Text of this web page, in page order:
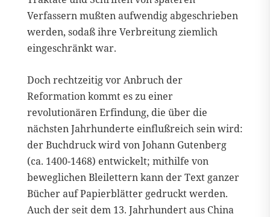
Verfassern mußten aufwendig abgeschrieben
werden, sodaß ihre Verbreitung ziemlich
eingeschränkt war.
Doch rechtzeitig vor Anbruch der
Reformation kommt es zu einer
revolutionären Erfindung, die über die
nächsten Jahrhunderte einflußreich sein wird:
der Buchdruck wird von Johann Gutenberg
(ca. 1400-1468) entwickelt; mithilfe von
beweglichen Bleilettern kann der Text ganzer
Bücher auf Papierblätter gedruckt werden.
Auch der seit dem 13. Jahrhundert aus China